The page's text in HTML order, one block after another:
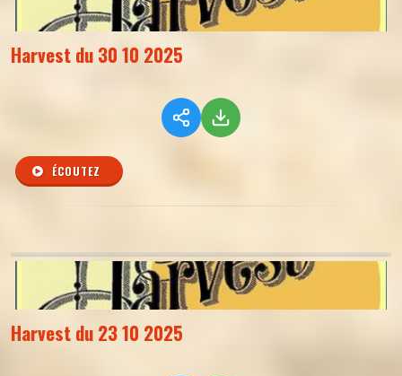
Harvest du 30 10 2025
ÉCOUTEZ
Harvest du 23 10 2025